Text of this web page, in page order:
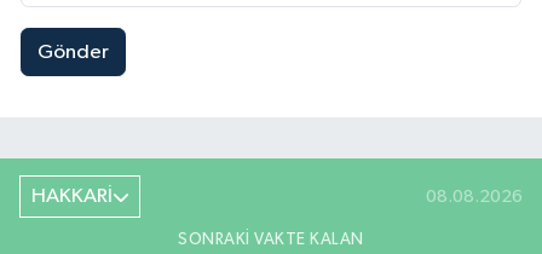
Gönder
HAKKARİ 08.08.2026
SONRAKI VAKTE KALAN